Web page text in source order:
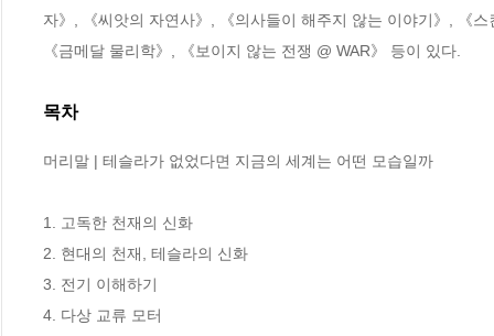
자》, 《씨앗의 자연사》, 《의사들이 해주지 않는 이야기》, 《
《금메달 물리학》, 《보이지 않는 전쟁 @ WAR》 등이 있다.
목차
머리말 | 테슬라가 없었다면 지금의 세계는 어떤 모습일까
1. 고독한 천재의 신화
2. 현대의 천재, 테슬라의 신화
3. 전기 이해하기
4. 다상 교류 모터